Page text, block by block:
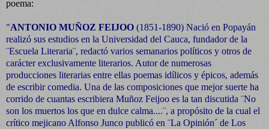
poema:
"ANTONIO MUÑOZ FEIJOO (1851-1890) Nació en Popayán
realizó sus estudios en la Universidad del Cauca, fundador de la
¨Escuela Literaria¨, redactó varios semanarios políticos y otros de
carácter exclusivamente literarios. Autor de numerosas
producciones literarias entre ellas poemas idílicos y épicos, además
de escribir comedia. Una de las composiciones que mejor suerte ha
corrido de cuantas escribiera Muñoz Feijoo es la tan discutida ¨No
son los muertos los que en dulce calma....¨, a propósito de la cual el
crítico mejicano Alfonso Junco publicó en ¨La Opinión´ de Los